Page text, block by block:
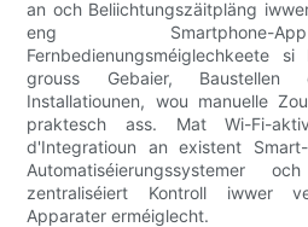
an och Beliichtungszäitpläng
eng Smartphone-
Fernbedienungsméiglechkeete
grouss Gebaier,
Installatiounen, wou manuelle
praktesch ass. Mat Wi-Fi-
d'Integratioun an existent
Automatiséierungssystemer
zentraliséiert Kontroll iwwer
Apparater erméiglecht.